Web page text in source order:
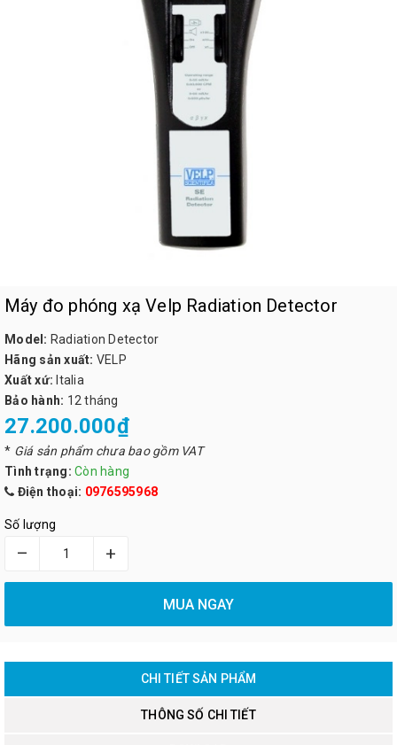
Máy đo phóng xạ Velp Radiation Detector
Model: Radiation Detector
Hãng sản xuất: VELP
Xuất xứ: Italia
Bảo hành: 12 tháng
27.200.000₫
* Giá sản phẩm chưa bao gồm VAT
Tình trạng: Còn hàng
Điện thoại: 0976595968
Số lượng
– +
MUA NGAY
CHI TIẾT SẢN PHẨM
THÔNG SỐ CHI TIẾT